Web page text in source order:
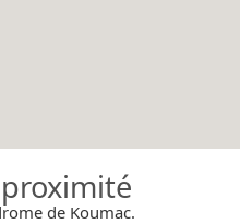
de Koumac.